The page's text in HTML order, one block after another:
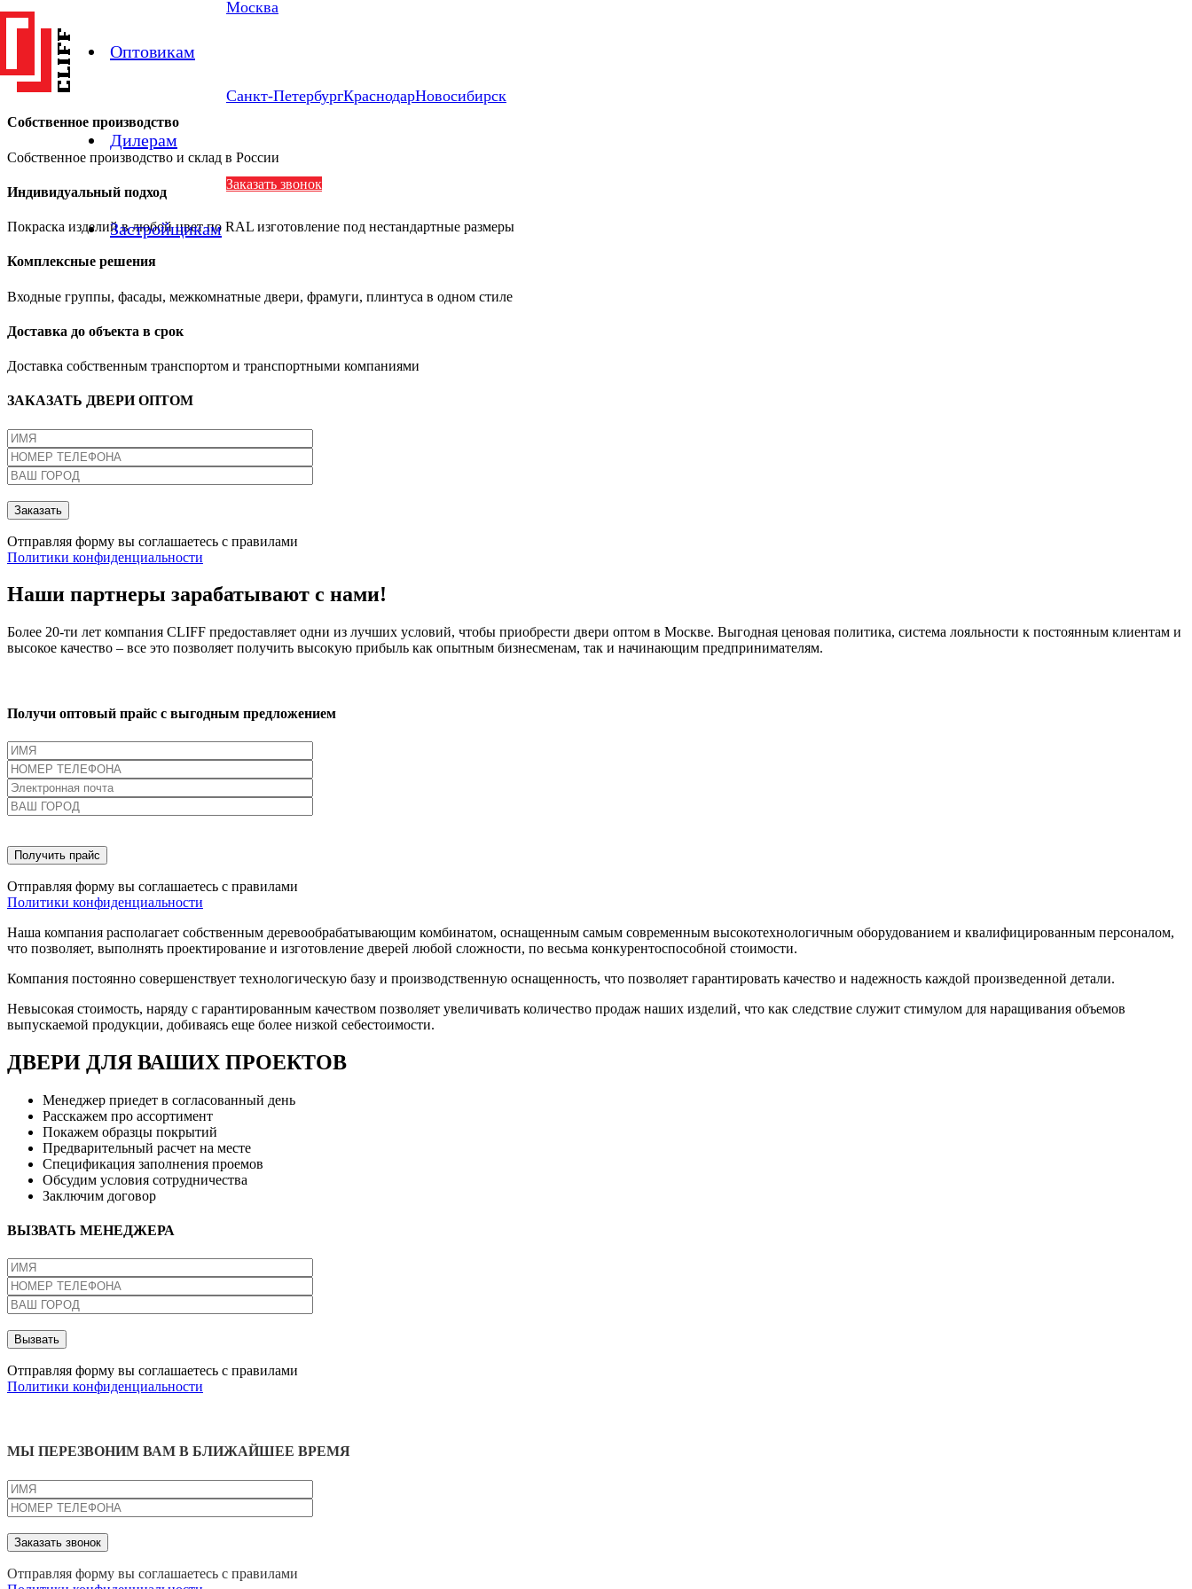
Оптовикам
Дилерам
Застройщикам
Москва
Санкт-ПетербургКраснодарНовосибирск
Заказать звонок
Собственное производство
Собственное производство и склад в России
Индивидуальный подход
Покраска изделий в любой цвет по RAL изготовление под нестандартные размеры
Комплексные решения
Входные группы, фасады, межкомнатные двери, фрамуги, плинтуса в одном стиле
Доставка до объекта в срок
Доставка собственным транспортом и транспортными компаниями
ЗАКАЗАТЬ ДВЕРИ ОПТОМ
Отправляя форму вы соглашаетесь с правилами
Политики конфиденциальности
Наши партнеры зарабатывают с нами!
Более 20-ти лет компания CLIFF предоставляет одни из лучших условий, чтобы приобрести двери оптом в Москве. Выгодная ценовая политика, система лояльности к постоянным клиентам и
высокое качество – все это позволяет получить высокую прибыль как опытным бизнесменам, так и начинающим предпринимателям.
Получи оптовый прайс с выгодным предложением
Отправляя форму вы соглашаетесь с правилами
Политики конфиденциальности
Наша компания располагает собственным деревообрабатывающим комбинатом, оснащенным самым современным высокотехнологичным оборудованием и квалифицированным персоналом,
что позволяет, выполнять проектирование и изготовление дверей любой сложности, по весьма конкурентоспособной стоимости.
Компания постоянно совершенствует технологическую базу и производственную оснащенность, что позволяет гарантировать качество и надежность каждой произведенной детали.
Невысокая стоимость, наряду с гарантированным качеством позволяет увеличивать количество продаж наших изделий, что как следствие служит стимулом для наращивания объемов
выпускаемой продукции, добиваясь еще более низкой себестоимости.
ДВЕРИ ДЛЯ ВАШИХ ПРОЕКТОВ
Менеджер приедет в согласованный день
Расскажем про ассортимент
Покажем образцы покрытий
Предварительный расчет на месте
Спецификация заполнения проемов
Обсудим условия сотрудничества
Заключим договор
ВЫЗВАТЬ МЕНЕДЖЕРА
Отправляя форму вы соглашаетесь с правилами
Политики конфиденциальности
МЫ ПЕРЕЗВОНИМ ВАМ В БЛИЖАЙШЕЕ ВРЕМЯ
Отправляя форму вы соглашаетесь с правилами